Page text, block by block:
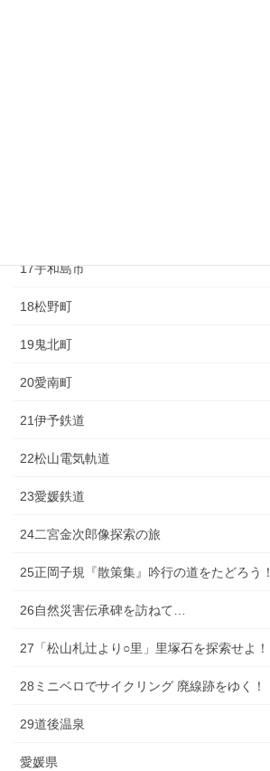
17宇和島市
18松野町
19鬼北町
20愛南町
21伊予鉄道
22松山電気軌道
23愛媛鉄道
24二宮金次郎像探索の旅
25正岡子規『散策集』吟行の道をたどろう！
26自然災害伝承碑を訪ねて…
27「松山札辻より○里」里塚石を探索せよ！
28ミニベロでサイクリング 廃線跡をゆく！
29道後温泉
愛媛県